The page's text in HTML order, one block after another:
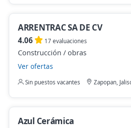
ARRENTRAC SA DE CV
4.06 17 evaluaciones
Construcción / obras
Ver ofertas
Sin puestos vacantes Zapopan,
Azul Cerámica